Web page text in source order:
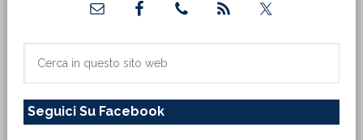
primaria
sito
Seguici Su Facebook